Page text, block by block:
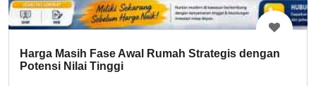
Harga Masih Fase Awal Rumah Strategis dengan
Potensi Nilai Tinggi